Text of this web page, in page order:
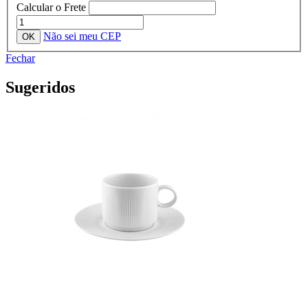
Calcular o Frete
Não sei meu CEP
Fechar
Sugeridos